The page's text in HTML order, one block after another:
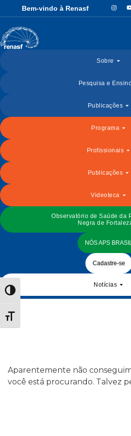
Toggle High Contrast
Toggle Font size
Bem-vindo à Renasf
Sobre
Pesquisa e
Publicações
Programa
Profissionais
Publicações
Videoteca
Observatório de Saúde da
Negra de
NÓS APS
Cadastre-se
Notícias
Aparentemente não
você está procurando. Talvez